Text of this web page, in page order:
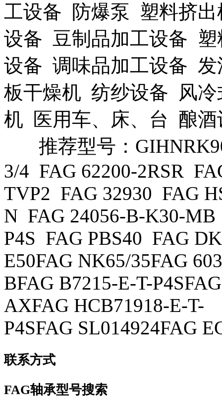
工设备 防爆泵 塑料挤
设备 豆制品加工设备
设备 调味品加工设备
板干燥机 纺纱设备 风
机 医用车、床、台 酿
推荐型号：
3/4 FAG 62200-2RSR
TVP2 FAG 32930 FAG
N FAG 24056-B-K30-MB
P4S FAG PBS40 FAG
E50FAG NK65/35FAG
BFAG B7215-E-T-
AXFAG HCB71918-E-T-
P4SFAG SL014924FAG
联系方式
FAG轴承型号搜索